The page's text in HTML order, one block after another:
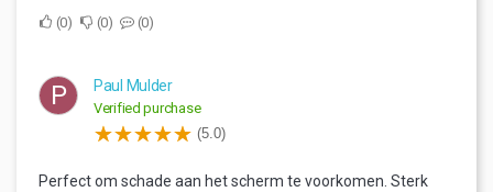
0 0 0
P Paul Mulder
Verified purchase
(5.0)
Perfect om schade aan het scherm te voorkomen. Sterk